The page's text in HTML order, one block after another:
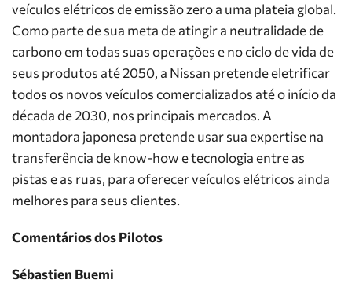
veículos elétricos de emissão zero a uma plateia global.
Como parte de sua meta de atingir a neutralidade de
carbono em todas suas operações e no ciclo de vida de
seus produtos até 2050, a Nissan pretende eletrificar
todos os novos veículos comercializados até o início da
década de 2030, nos principais mercados. A
montadora japonesa pretende usar sua expertise na
transferência de know-how e tecnologia entre as
pistas e as ruas, para oferecer veículos elétricos ainda
melhores para seus clientes.
Comentários dos Pilotos
Sébastien Buemi